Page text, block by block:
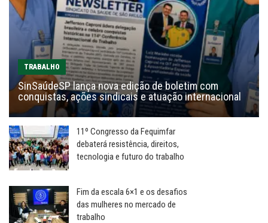
TRABALHO
SinSaúdeSP lança nova edição de boletim com
conquistas, ações sindicais e atuação internacional
11º Congresso da Fequimfar
debaterá resistência, direitos,
tecnologia e futuro do trabalho
Fim da escala 6×1 e os desafios
das mulheres no mercado de
trabalho